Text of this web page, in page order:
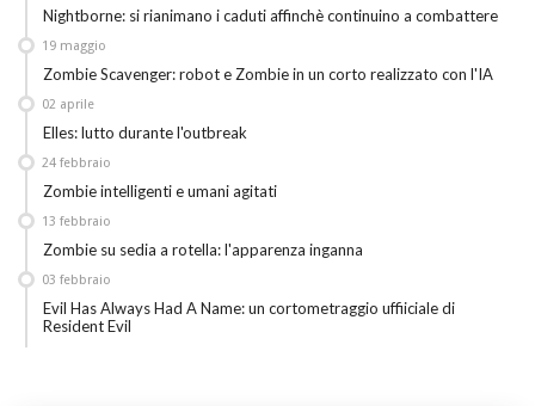
Nightborne: si rianimano i caduti affinchè continuino a combattere
Zombie Scavenger: robot e Zombie in un corto realizzato con l'IA
19 maggio
Elles: lutto durante l'outbreak
02 aprile
Zombie intelligenti e umani agitati
24 febbraio
Zombie su sedia a rotella: l'apparenza inganna
13 febbraio
Evil Has Always Had A Name: un cortometraggio uffiiciale di
Resident Evil
03 febbraio